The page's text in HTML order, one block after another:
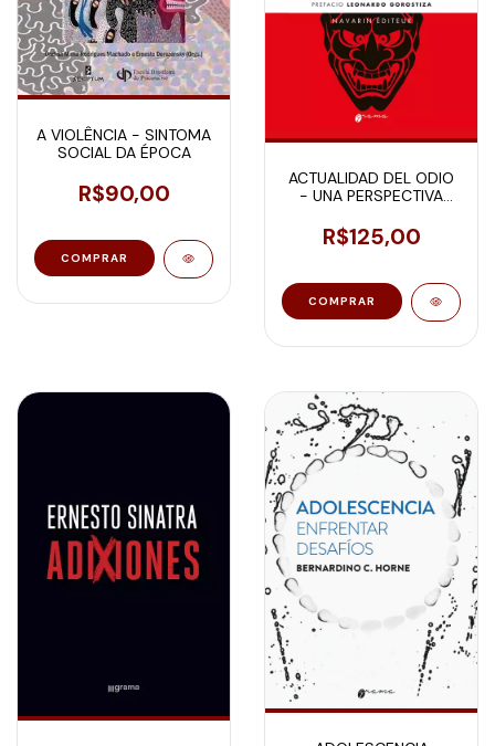
A VIOLÊNCIA - SINTOMA
SOCIAL DA ÉPOCA
R$90,00
ACTUALIDAD DEL ODIO
- UNA PERSPECTIVA
R$125,00